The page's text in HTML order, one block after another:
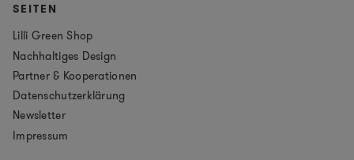
SEITEN
Lilli Green Shop
Nachhaltiges Design
Partner & Kooperationen
Datenschutzerklärung
Newsletter
Impressum